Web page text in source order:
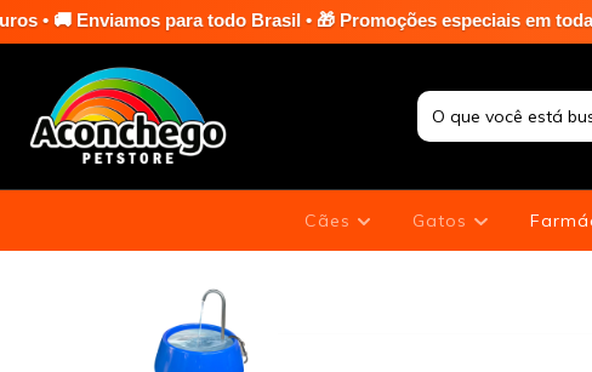
para todo Brasil • 🎁 Promoções especiais em toda a loja
Cães Gatos